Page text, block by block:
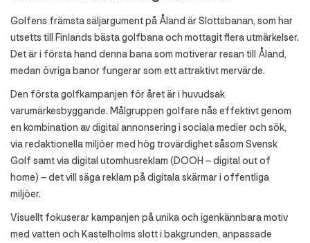
Golfens främsta säljargument på Åland är Slottsbanan, som har
utsetts till Finlands bästa golfbana och mottagit flera utmärkelser.
Det är i första hand denna bana som motiverar resan till Åland,
medan övriga banor fungerar som ett attraktivt mervärde.
Den första golfkampanjen för året är i huvudsak
varumärkesbyggande. Målgruppen golfare nås effektivt genom
en kombination av digital annonsering i sociala medier och sök,
via redaktionella miljöer med hög trovärdighet såsom Svensk
Golf samt via digital utomhusreklam (DOOH – digital out of
home) – det vill säga reklam på digitala skärmar i offentliga
miljöer.
Visuellt fokuserar kampanjen på unika och igenkännbara motiv
med vatten och Kastelholms slott i bakgrunden, anpassade